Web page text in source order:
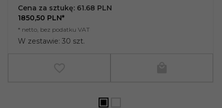
1850,50 PLN*
* netto, bez podatku VAT
W zestawie: 30 szt.
Cena za sztukę: 61.68 PLN